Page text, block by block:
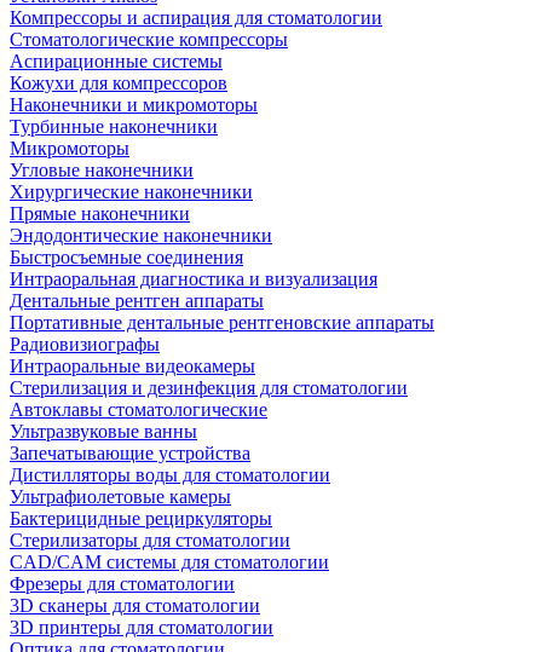
Компрессоры и аспирация для стоматологии
Стоматологические компрессоры
Аспирационные системы
Кожухи для компрессоров
Наконечники и микромоторы
Турбинные наконечники
Микромоторы
Угловые наконечники
Хирургические наконечники
Прямые наконечники
Эндодонтические наконечники
Быстросъемные соединения
Интраоральная диагностика и визуализация
Дентальные рентген аппараты
Портативные дентальные рентгеновские аппараты
Радиовизиографы
Интраоральные видеокамеры
Стерилизация и дезинфекция для стоматологии
Автоклавы стоматологические
Ультразвуковые ванны
Запечатывающие устройства
Дистилляторы воды для стоматологии
Ультрафиолетовые камеры
Бактерицидные рециркуляторы
Стерилизаторы для стоматологии
CAD/CAM системы для стоматологии
Фрезеры для стоматологии
3D cканеры для стоматологии
3D принтеры для стоматологии